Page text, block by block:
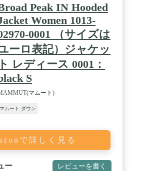
Peak IN Hooded
Women 1013-
0001 （サイズは
ーロ表記）ジャケッ
ト レディース 0001：
S
マムート)
マムート ダウン
で詳しく見る
ー レビューを書く